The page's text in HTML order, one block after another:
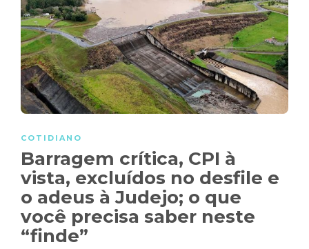
COTIDIANO
Barragem crítica, CPI à
vista, excluídos no desfile e
o adeus à Judejo; o que
você precisa saber neste
“finde”